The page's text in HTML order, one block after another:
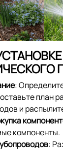
:
план
и
компоненты.
: